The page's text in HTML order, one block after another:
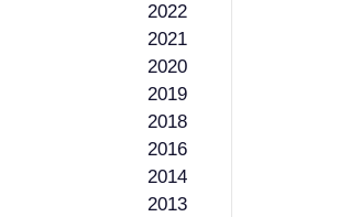
2022
2021
2020
2019
2018
2016
2014
2013